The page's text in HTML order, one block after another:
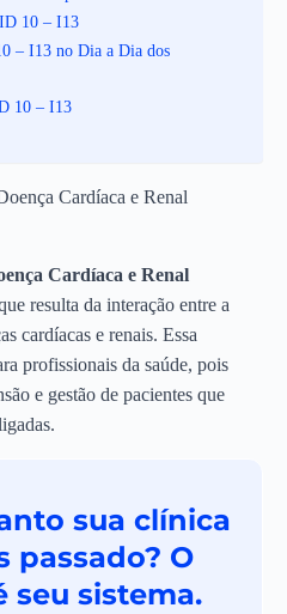
10 – I13
– I13 no Dia a Dia dos
10 – I13
Cardíaca e Renal
Cardíaca e Renal
resulta da interação entre a
cardíacas e renais. Essa
profissionais da saúde, pois
e gestão de pacientes que
sua clínica
passado? O
seu sistema.